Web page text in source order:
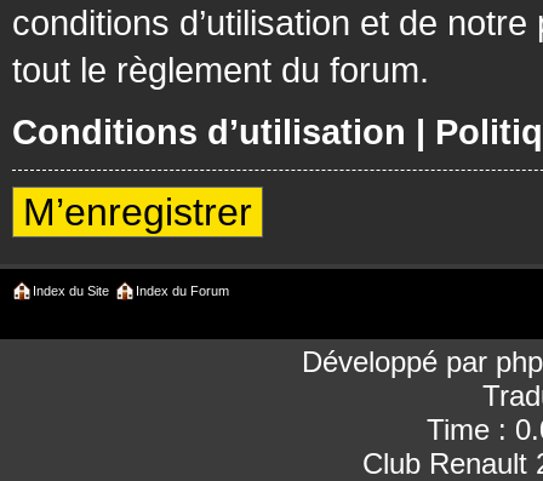
conditions d’utilisation et de
tout le règlement du forum.
Conditions d’utilisation |
M’enregistrer
Index du Site Index du Forum
Développé par
Time :
Club Renault